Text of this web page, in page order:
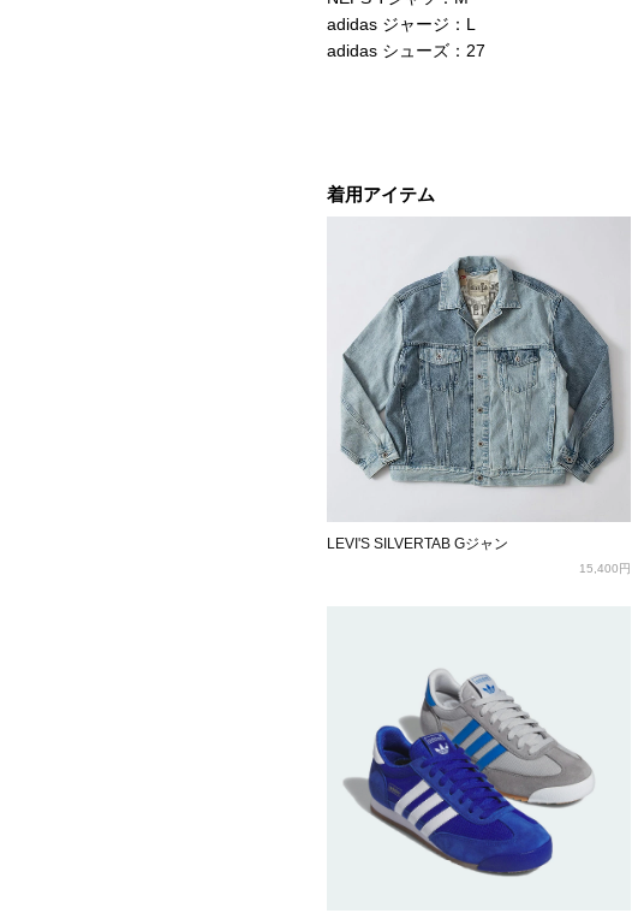
adidas ジャージ：L
adidas シューズ：27
着用アイテム
LEVI'S SILVERTAB Gジャン
15,400円